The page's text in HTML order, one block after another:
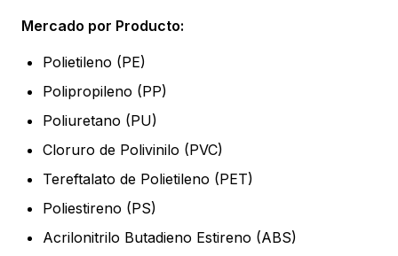
Mercado por Producto:
Polietileno (PE)
Polipropileno (PP)
Poliuretano (PU)
Cloruro de Polivinilo (PVC)
Tereftalato de Polietileno (PET)
Poliestireno (PS)
Acrilonitrilo Butadieno Estireno (ABS)